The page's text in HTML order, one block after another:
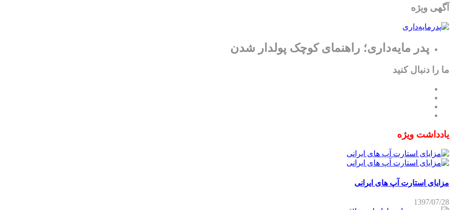
آگهی ویژه
پدر مایه‌داری؛ راهنمای کوچک پولدار شدن
ما را دنبال کنید
یادداشت ویژه
مزایای استارت آپ های ایرانی
1397/07/28